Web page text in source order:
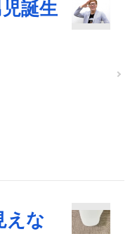
誕生
えな